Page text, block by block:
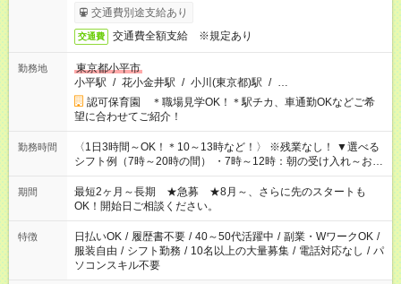
始時は手続き完了次第のお支払いとなります★フルタイムできる
方は100円アップ！
交通費別途支給あり
交通費 交通費全額支給 ※規定あり
勤務地
東京都小平市
小平駅 / 花小金井駅 / 小川(東京都)駅 / …
認可保育園 ＊職場見学OK！＊駅チカ、車通勤OKなどご希
望に合わせてご紹介！
勤務時間
〈1日3時間～OK！＊10～13時など！〉 ※残業なし！ ▼選べる
シフト例（7時～20時の間） ・7時～12時：朝の受け入れ～お昼
の準備 ・10時～13時：園児の見守り～お昼の補助 ・9時～16
時：帰りの会まで！子供の成長を見守る ・15時～20時：夜のお
迎えサポート
期間
最短2ヶ月～長期 ★急募 ★8月～、さらに先のスタートも
OK！開始日ご相談ください。
特徴 日払いOK / 履歴書不要 / 40～50代活躍中 / 副業・WワークOK /
服装自由 / シフト勤務 / 10名以上の大量募集 / 電話対応なし / パ
ソコンスキル不要